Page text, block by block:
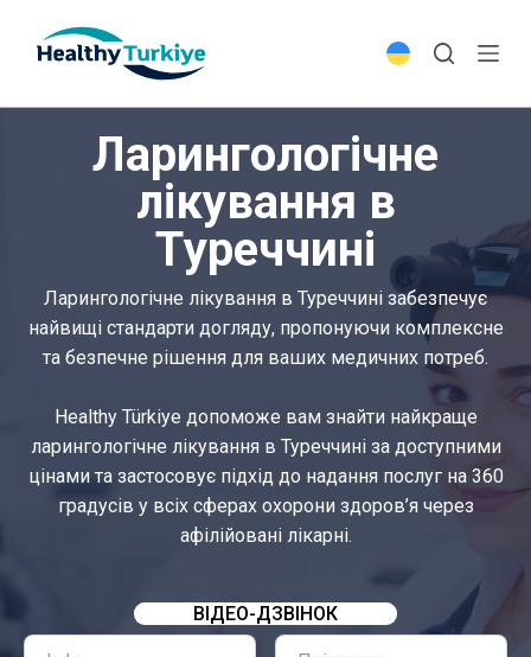
p
e
Ларингологічне
лікування в
Туреччині
Ларингологічне лікування в Туреччині забезпечує
найвищі стандарти догляду, пропонуючи комплексне
та безпечне рішення для ваших медичних потреб.
Healthy Türkiye допоможе вам знайти найкраще
ларингологічне лікування в Туреччині за доступними
цінами та застосовує підхід до надання послуг на 360
градусів у всіх сферах охорони здоров’я через
афілійовані лікарні.
ВІДЕО-ДЗВІНОК